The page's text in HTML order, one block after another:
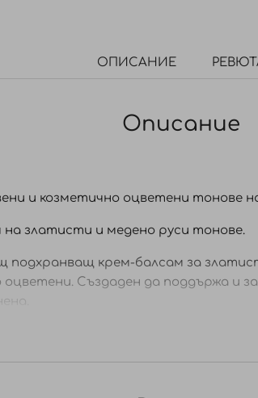
ОПИСАНИЕ
Описание
и козметично оцветени тонове
златисти и медено руси тонове.
крем-балсам за
Създаден да поддържа и
на свободните радикали.